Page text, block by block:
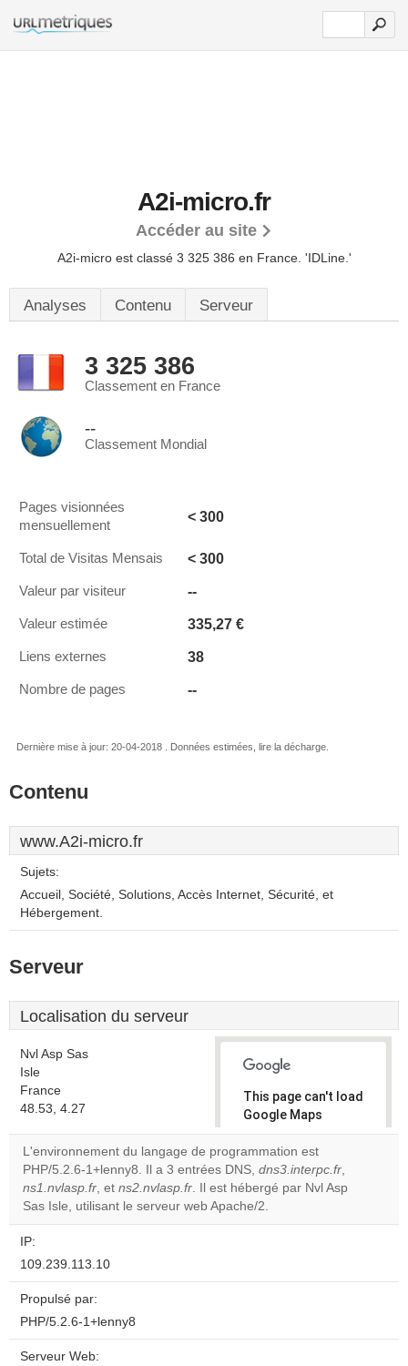
A2i-micro.fr
Accéder au site
A2i-micro est classé 3 325 386 en France. 'IDLine.'
Analyses Contenu Serveur
3 325 386
Classement en France
--
Classement Mondial
Pages visionnées
mensuellement
< 300
Total de Visitas Mensais < 300
Valeur par visiteur --
Valeur estimée 335,27 €
Liens externes 38
Nombre de pages --
Dernière mise à jour: 20-04-2018 . Données estimées, lire la décharge.
Contenu
www.A2i-micro.fr
Sujets:
Accueil, Société, Solutions, Accès Internet, Sécurité, et
Hébergement.
Serveur
Localisation du serveur
Nvl Asp Sas
Isle
France
48.53, 4.27
This page can't load
Google Maps
correctly.
Do you
own this
website?
OK
L'environnement du langage de programmation est
PHP/5.2.6-1+lenny8. Il a 3 entrées DNS, dns3.interpc.fr,
ns1.nvlasp.fr, et ns2.nvlasp.fr. Il est hébergé par Nvl Asp
Sas Isle, utilisant le serveur web Apache/2.
IP:
109.239.113.10
Propulsé par:
PHP/5.2.6-1+lenny8
Serveur Web: